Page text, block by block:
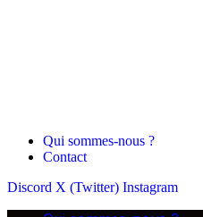
Qui sommes-nous ?
Contact
Discord X (Twitter) Instagram